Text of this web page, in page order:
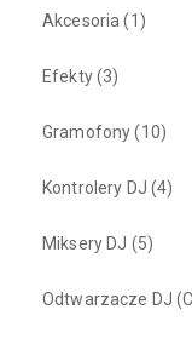
Akcesoria (1)
Efekty(3)
Gramofony(10)
Kontrolery DJ (4)
Miksery DJ (5)
Odtwarzacze DJ